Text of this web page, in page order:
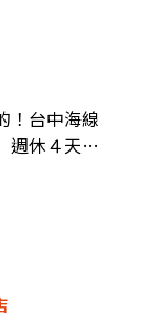
！台中海線
週休４天照